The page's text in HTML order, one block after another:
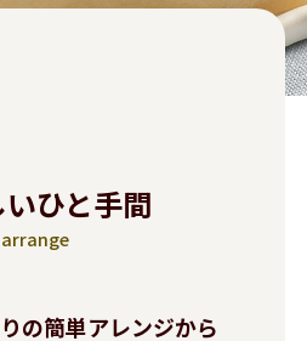
ひと手間
arrange
の簡単アレンジから